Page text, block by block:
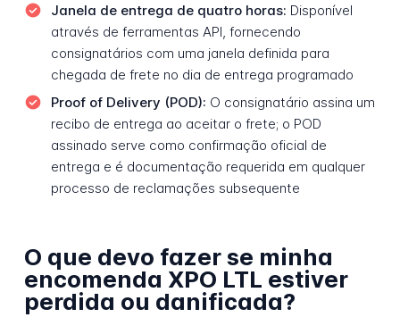
Janela de entrega de quatro horas: Disponível
através de ferramentas API, fornecendo
consignatários com uma janela definida para
chegada de frete no dia de entrega programado
Proof of Delivery (POD): O consignatário assina um
recibo de entrega ao aceitar o frete; o POD
assinado serve como confirmação oficial de
entrega e é documentação requerida em qualquer
processo de reclamações subsequente
O que devo fazer se minha
encomenda XPO LTL estiver
perdida ou danificada?